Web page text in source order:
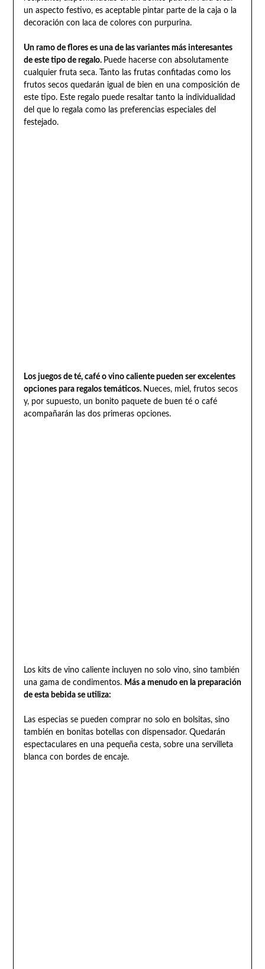
un aspecto festivo, es aceptable pintar parte de la caja o la
decoración con laca de colores con purpurina.
Un ramo de flores es una de las variantes más interesantes
de este tipo de regalo. Puede hacerse con absolutamente
cualquier fruta seca. Tanto las frutas confitadas como los
frutos secos quedarán igual de bien en una composición de
este tipo. Este regalo puede resaltar tanto la individualidad
del que lo regala como las preferencias especiales del
festejado.
Los juegos de té, café o vino caliente pueden ser excelentes
opciones para regalos temáticos. Nueces, miel, frutos secos
y, por supuesto, un bonito paquete de buen té o café
acompañarán las dos primeras opciones.
Los kits de vino caliente incluyen no solo vino, sino también
una gama de condimentos. Más a menudo en la preparación
de esta bebida se utiliza:
Las especias se pueden comprar no solo en bolsitas, sino
también en bonitas botellas con dispensador. Quedarán
espectaculares en una pequeña cesta, sobre una servilleta
blanca con bordes de encaje.